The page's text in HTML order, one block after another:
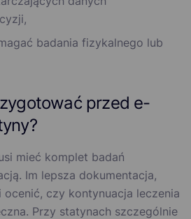
badania fizykalnego lub
przed e-
mieć komplet badań
Im lepsza dokumentacja,
ocenić, czy kontynuacja leczenia
Przy statynach szczególnie